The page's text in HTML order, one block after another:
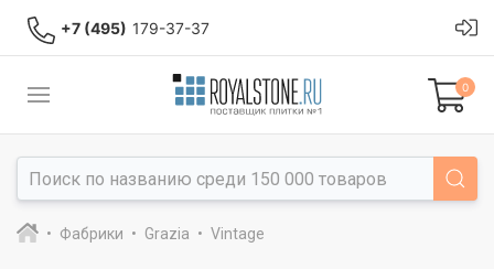
+7 (495) 179-37-37
0
Фабрики Grazia Vintage